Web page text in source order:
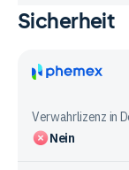
Vergleichstabelle
Funktionen
bei
Anbietern
Sicherheit
Verwahrlizenz in
Nein